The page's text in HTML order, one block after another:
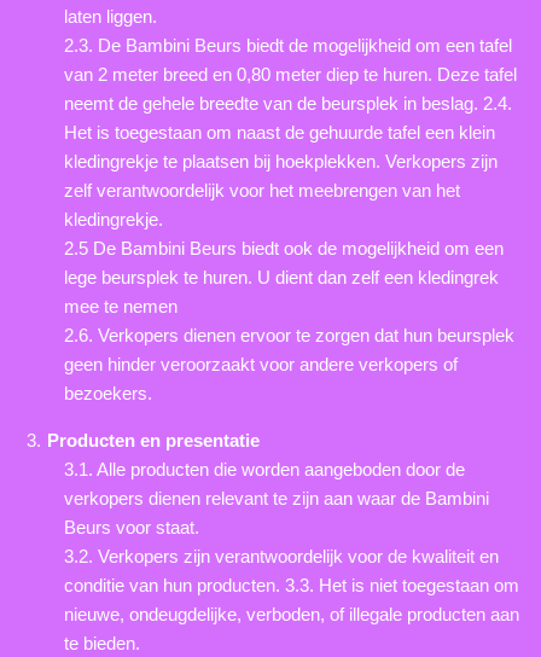
laten liggen.
2.3. De Bambini Beurs biedt de mogelijkheid om een tafel
van 2 meter breed en 0,80 meter diep te huren. Deze tafel
neemt de gehele breedte van de beursplek in beslag. 2.4.
Het is toegestaan om naast de gehuurde tafel een klein
kledingrekje te plaatsen bij hoekplekken. Verkopers zijn
zelf verantwoordelijk voor het meebrengen van het
kledingrekje.
2.5 De Bambini Beurs biedt ook de mogelijkheid om een
lege beursplek te huren. U dient dan zelf een kledingrek
mee te nemen
2.6. Verkopers dienen ervoor te zorgen dat hun beursplek
geen hinder veroorzaakt voor andere verkopers of
bezoekers.
Producten en presentatie
3.1. Alle producten die worden aangeboden door de
verkopers dienen relevant te zijn aan waar de Bambini
Beurs voor staat.
3.2. Verkopers zijn verantwoordelijk voor de kwaliteit en
conditie van hun producten. 3.3. Het is niet toegestaan om
nieuwe, ondeugdelijke, verboden, of illegale producten aan
te bieden.